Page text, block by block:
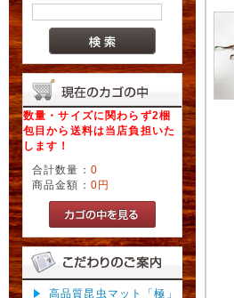
数量・サイズに関わらず2梱
包目から送料は当店負担いた
します！
合計数量： 0
商品金額： 0円
高品質昆虫マット「極」